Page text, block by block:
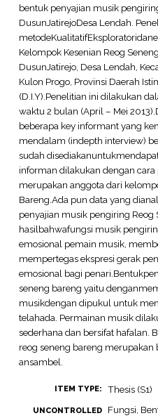
bentuk penyajian musik
DusunJatirejoDesa Lendah.
Kelompok Kesenian Reog
DusunJatirejo, Desa Lendah,
Kulon Progo, Provinsi Daerah
(D.I.Y).Penelitian ini dilakukan
waktu 2 bulan (April – Mei
beberapa key informant yang
mendalam (indepth interview)
sudah
informan dilakukan dengan
merupakan anggota dari
Bareng.Ada pun data yang
penyajian musik pengiring Reog
hasilbahwafungsi musik
emosional pemain musik,
mempertegas ekspresi gerak
emosional bagi
seneng bareng yaitu
musikdengan dipukul untuk
telahada. Permainan musik
sederhana dan bersifat hafalan.
reog seneng bareng
ansambel.
ITEM TYPE: Thesis (S1)
UNCONTROLLED
Fungsi,